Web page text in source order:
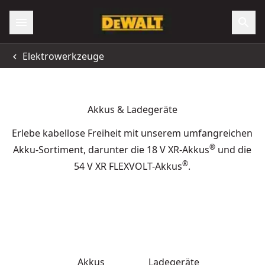
Elektrowerkzeuge
Akkus & Ladegeräte
Erlebe kabellose Freiheit mit unserem umfangreichen
Akku-Sortiment, darunter die 18 V XR-Akkus® und die
54 V XR FLEXVOLT-Akkus®.
Akkus Ladegeräte